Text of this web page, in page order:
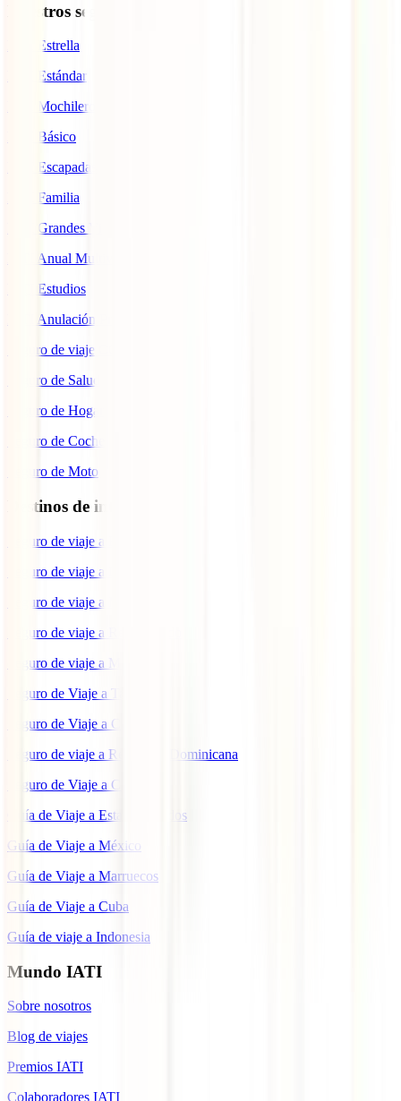
Nuestros seguros
IATI Estrella
IATI Estándar
IATI Mochilero
IATI Básico
IATI Escapadas
IATI Familia
IATI Grandes Viajeros
IATI Anual Multiviaje
IATI Estudios
IATI Anulación Premium
Seguro de viaje COVID
Seguro de Salud
Seguro de Hogar
Seguro de Coche
Seguro de Moto
Destinos de interés
Seguro de viaje a EEUU
Seguro de viaje a Indonesia
Seguro de viaje a Marruecos
Seguro de viaje a Reino Unido
Seguro de viaje a México
Seguro de Viaje a Tailandia
Seguro de Viaje a China
Seguro de viaje a República Dominicana
Seguro de Viaje a Colombia
Guía de Viaje a Estados Unidos
Guía de Viaje a México
Guía de Viaje a Marruecos
Guía de Viaje a Cuba
Guía de viaje a Indonesia
Mundo IATI
Sobre nosotros
Blog de viajes
Premios IATI
Colaboradores IATI